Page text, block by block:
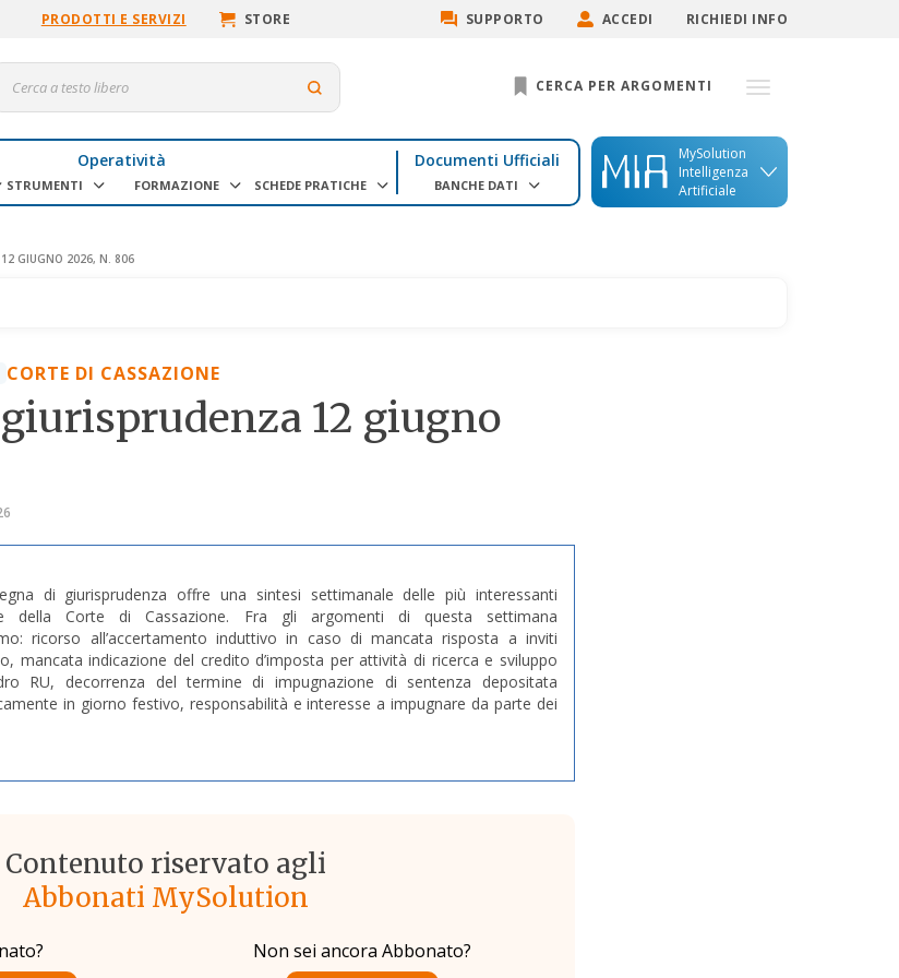
PRODOTTI E SERVIZI STORE SUPPORTO ACCEDI RICHIEDI INFO
CERCA PER ARGOMENTI
Operatività
STRUMENTI FORMAZIONE SCHEDE PRATICHE
Documenti Ufficiali
BANCHE DATI
MySolution
Intelligenza
Artificiale
12 GIUGNO 2026, N. 806
CORTE DI CASSAZIONE
12 giugno
di giurisprudenza offre una sintesi settimanale delle più interessanti
della Corte di Cassazione. Fra gli argomenti di questa settimana
ricorso all’accertamento induttivo in caso di mancata risposta a inviti
mancata indicazione del credito d’imposta per attività di ricerca e sviluppo
RU, decorrenza del termine di impugnazione di sentenza depositata
in giorno festivo, responsabilità e interesse a impugnare da parte dei
Contenuto riservato agli
Abbonati MySolution
Non sei ancora Abbonato?